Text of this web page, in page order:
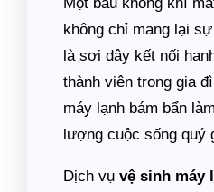
không chỉ mang lại
là sợi dây kết nối
thành viên trong gia
máy lạnh bám bẩn
lượng cuộc sống quý
Dịch vụ vệ sinh máy